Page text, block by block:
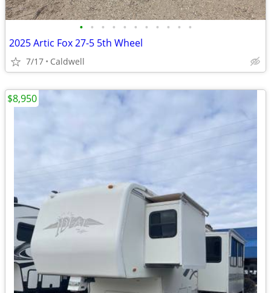
• • • • • • • • • • •
2025 Artic Fox 27-5 5th Wheel
7/17 Caldwell
$8,950